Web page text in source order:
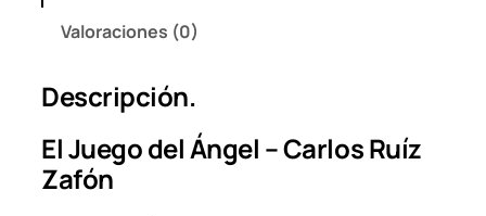
l
a
l
o
Valoraciones (0)
Descripción.
El Juego del Ángel – Carlos Ruíz
Zafón